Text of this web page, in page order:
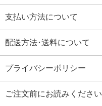
支払い方法について
配送方法･送料について
プライバシーポリシー
ご注文前にお読みください